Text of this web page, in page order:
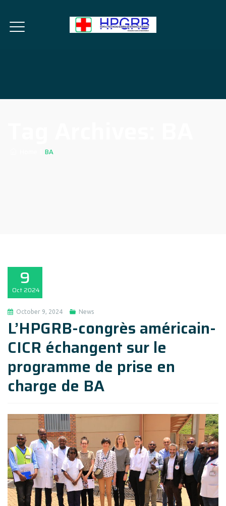
BA
9
Oct 2024
October 9, 2024 News
L’HPGRB-congrès américain-
CICR échangent sur le
programme de prise en
charge de BA